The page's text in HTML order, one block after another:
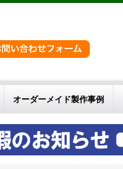
オーダーメイド製作事例